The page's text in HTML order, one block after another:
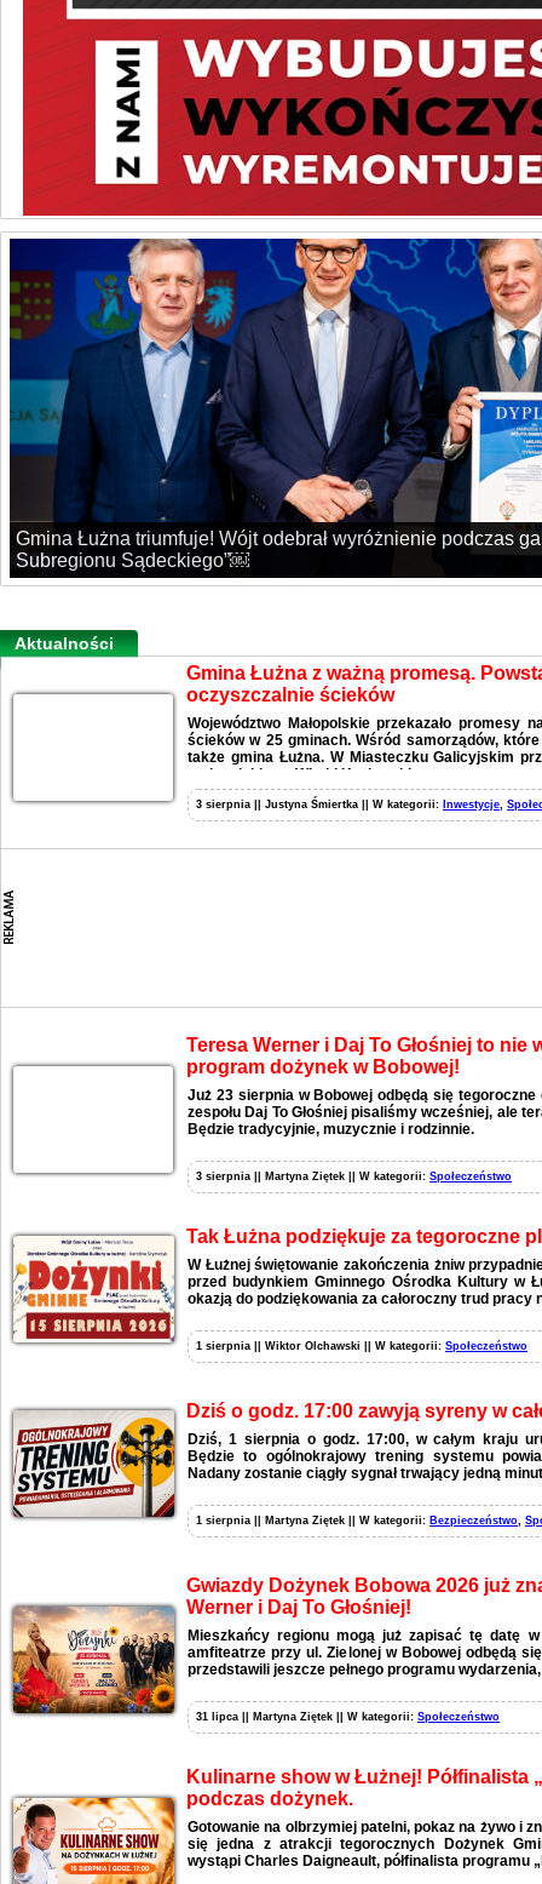
Gmina Łużna triumfuje! Wójt odebrał wyróżnienie podczas
Subregionu Sądeckiego”￼
Aktualności
Gmina Łużna z ważną promesą.
oczyszczalnie ścieków
Województwo Małopolskie przekazało promesy
ścieków w 25 gminach. Wśród samorządów,
także gmina Łużna. W Miasteczku Galicyjskim
małopolskiego, Witold Kozłowski.
3 sierpnia || Justyna Śmiertka || W kategorii: Inwestycje
Teresa Werner i Daj To Głośniej to nie
program dożynek w Bobowej!
Już 23 sierpnia w Bobowej odbędą się
zespołu Daj To Głośniej pisaliśmy wcześniej, ale
Będzie tradycyjnie, muzycznie i rodzinnie.
3 sierpnia || Martyna Ziętek || W kategorii: Społeczeństwo
Tak Łużna podziękuje za tegoroczne
W Łużnej świętowanie zakończenia żniw
przed budynkiem Gminnego Ośrodka Kultury w
okazją do podziękowania za całoroczny trud pracy
1 sierpnia || Wiktor Olchawski || W kategorii: Społeczeństwo
Dziś o godz. 17:00 zawyją syreny w
Dziś, 1 sierpnia o godz. 17:00, w całym kraju
Będzie to ogólnokrajowy trening systemu
Nadany zostanie ciągły sygnał trwający jedną
1 sierpnia || Martyna Ziętek || W kategorii: Bezpieczeństwo
Gwiazdy Dożynek Bobowa 2026 już
Werner i Daj To Głośniej!
Mieszkańcy regionu mogą już zapisać tę datę
amfiteatrze przy ul. Zielonej w Bobowej odbędą
przedstawili jeszcze pełnego programu
31 lipca || Martyna Ziętek || W kategorii: Społeczeństwo
Kulinarne show w Łużnej! Półfinalista
podczas dożynek.
Gotowanie na olbrzymiej patelni, pokaz na żywo i
się jedna z atrakcji tegorocznych Dożynek
wystąpi Charles Daigneault, półfinalista programu